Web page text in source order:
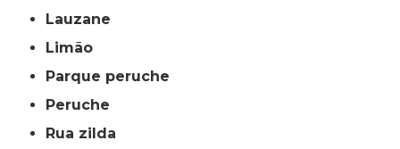
lauzane
limão
parque peruche
peruche
rua zilda